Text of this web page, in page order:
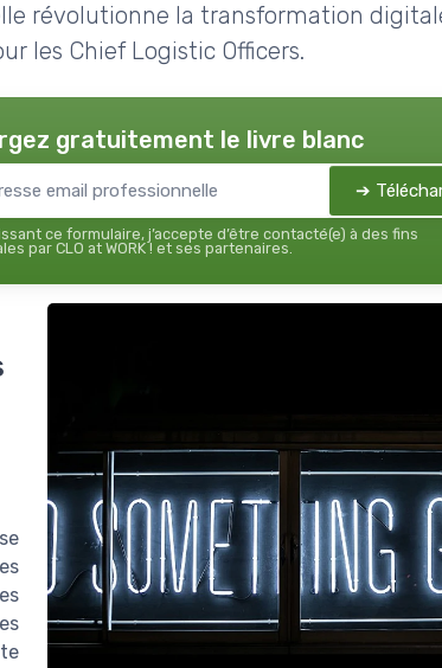
révolutionne la transformation
les Chief Logistic Officers.
gratuitement le livre blanc
➔
ce formulaire, j’accepte d’être contacté(e) à des fins
par CLO at WORK ! et ses partenaires.